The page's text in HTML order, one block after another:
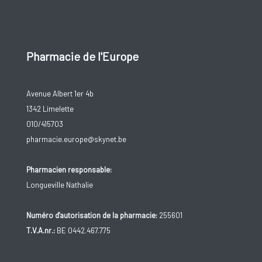
Pharmacie de l'Europe
Avenue Albert 1er 4b
1342 Limelette
010/415703
pharmacie.europe@skynet.be
Pharmacien responsable:
Longueville Nathalie
Numéro d'autorisation de la pharmacie:255601
T.V.A.nr.:BE 0442.467.775